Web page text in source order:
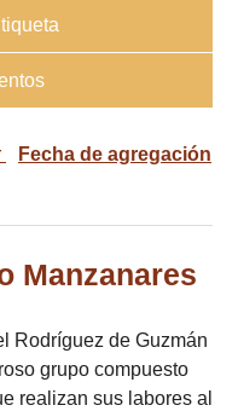
Fecha de agregación
Manzanares
Rodríguez de Guzmán
grupo compuesto
realizan sus labores al